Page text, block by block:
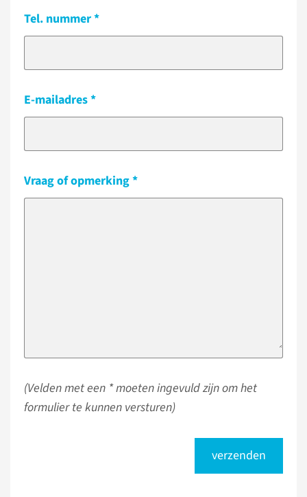
Tel. nummer
E-mailadres
Vraag of opmerking
(Velden met een * moeten ingevuld zijn om het
formulier te kunnen versturen)
verzenden